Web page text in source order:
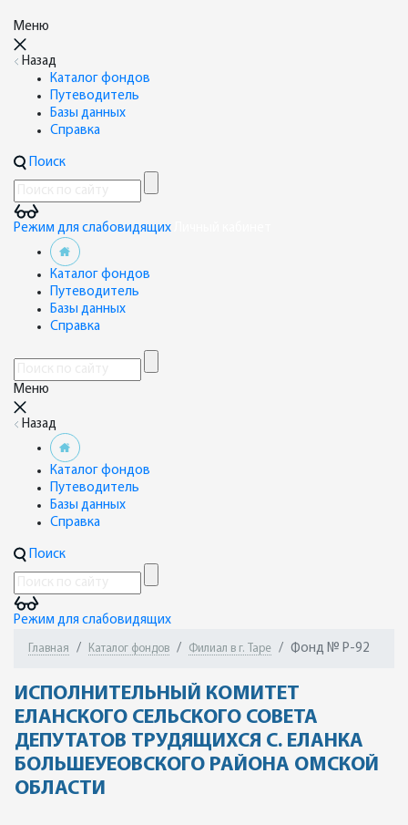
Меню
Назад
Каталог фондов
Путеводитель
Базы данных
Справка
Поиск
Режим для слабовидящих
Каталог фондов
Путеводитель
Базы данных
Справка
Меню
Назад
Каталог фондов
Путеводитель
Базы данных
Справка
Поиск
Режим для слабовидящих
Главная Каталог фондов Филиал в г. Таре Фонд № Р-92
ИСПОЛНИТЕЛЬНЫЙ КОМИТЕТ
ЕЛАНСКОГО СЕЛЬСКОГО СОВЕТА
ДЕПУТАТОВ ТРУДЯЩИХСЯ С. ЕЛАНКА
БОЛЬШЕУЕОВСКОГО РАЙОНА ОМСКОЙ
ОБЛАСТИ